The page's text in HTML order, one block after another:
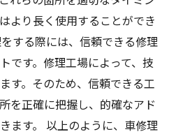
より長く使用することができ
する際には、信頼できる修理
です。修理工場によって、技
す。そのため、信頼できる工
を正確に把握し、的確なアド
ます。 以上のように、車修理